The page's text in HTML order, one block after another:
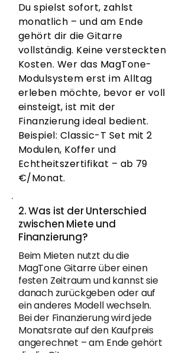
Du spielst sofort, zahlst
monatlich – und am Ende
gehört dir die Gitarre
vollständig. Keine versteckten
Kosten. Wer das MagTone-
Modulsystem erst im Alltag
erleben möchte, bevor er voll
einsteigt, ist mit der
Finanzierung ideal bedient.
Beispiel: Classic-T Set mit 2
Modulen, Koffer und
Echtheitszertifikat – ab 79
€/Monat.
2. Was ist der Unterschied
zwischen Miete und
Finanzierung?
Beim Mieten nutzt du die
MagTone Gitarre über einen
festen Zeitraum und kannst sie
danach zurückgeben oder auf
ein anderes Modell wechseln.
Bei der Finanzierung wird jede
Monatsrate auf den Kaufpreis
angerechnet – am Ende gehört